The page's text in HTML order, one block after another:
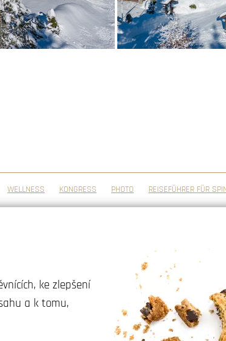
WELLNESS KONGRESS PHOTO
REISEFÜHRER FÜR
ke zlepšení
a k tomu,